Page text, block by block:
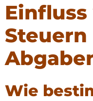
Einfluss
Steuern
Wie